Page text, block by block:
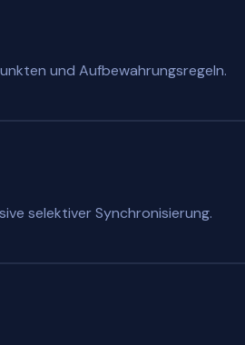
und Aufbewahrungsregeln.
selektiver Synchronisierung.